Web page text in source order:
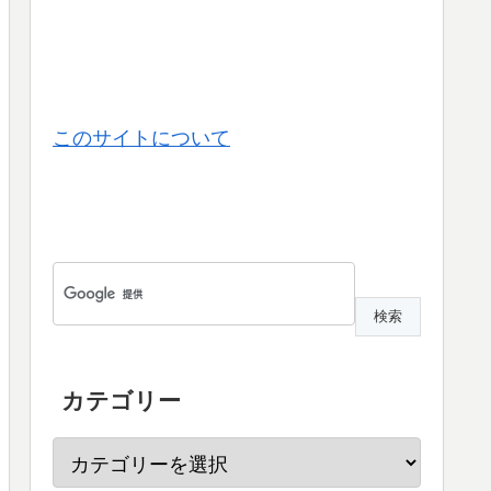
このサイトについて
カテゴリー